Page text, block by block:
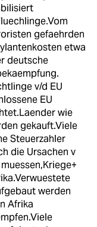
gefaehrden
etwa
deutsche
v/d EU
EU
wie
gekauft.Viele
Steuerzahler
die Ursachen v
werden
Afrika